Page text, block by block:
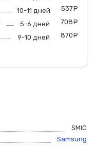
10-11 дней 537
5-6 дней 708
9-10 дней 870
SMIC
Samsung